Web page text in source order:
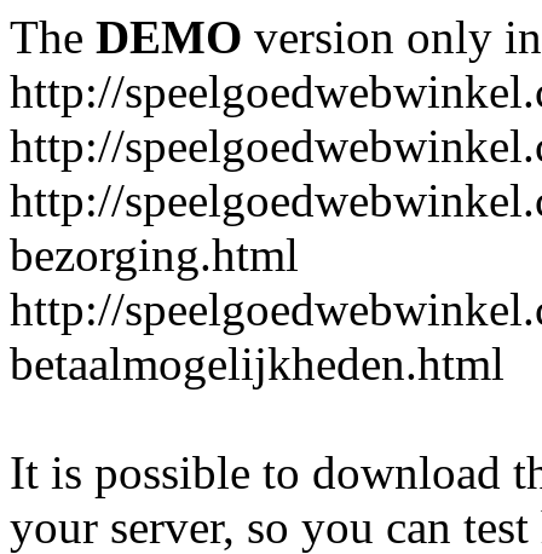
The DEMO version only
http://
http://
http://
bezorging.html
http://
betaalmogelijkheden.html
It is possible to download
your server, so you can